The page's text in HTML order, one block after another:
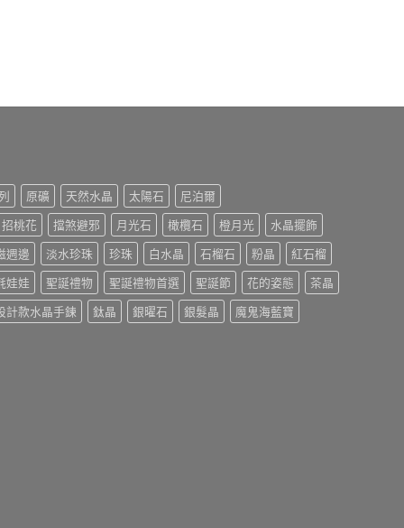
原礦 天然水晶 太陽石
尼泊爾
招桃花 擋煞避邪 月光石 橄欖石 橙月光
水晶擺飾
週邊 淡水珍珠 珍珠 白水晶 石榴石 粉晶
紅石榴
娃娃 聖誕禮物 聖誕禮物首選 聖誕節 花的姿態
茶晶
計款水晶手鍊 鈦晶 銀曜石 銀髮晶
魔鬼海藍寶